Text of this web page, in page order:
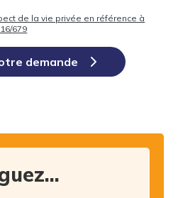
de la vie privée en référence à
679
demande